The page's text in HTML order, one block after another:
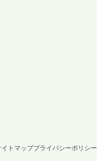
イトマッププライバシーポリシー